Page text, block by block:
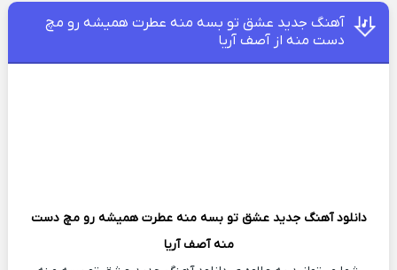
آهنگ جدید عشق تو بسه منه عطرت همیشه رو مچ
دست منه از آصف آریا
دانلود آهنگ جدید عشق تو بسه منه عطرت همیشه رو مچ دست
منهآصف آریا